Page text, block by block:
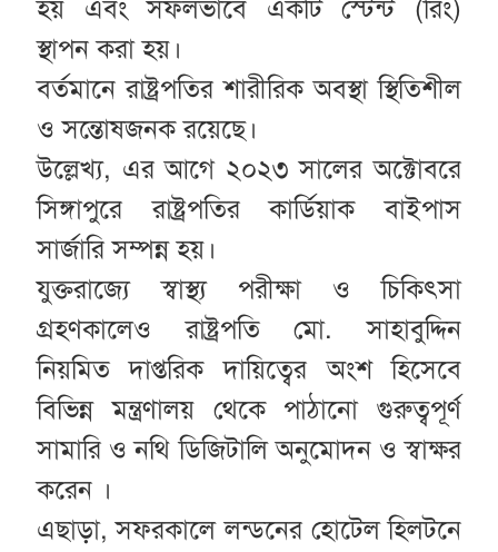
হয় এবং সফলভাবে একটি স্টেন্ট (রিং)
স্থাপন করা হয়।
বর্তমানে রাষ্ট্রপতির শারীরিক অবস্থা স্থিতিশীল
ও সন্তোষজনক রয়েছে।
উল্লেখ্য, এর আগে ২০২৩ সালের অক্টোবরে
সিঙ্গাপুরে রাষ্ট্রপতির কার্ডিয়াক বাইপাস
সার্জারি সম্পন্ন হয়।
যুক্তরাজ্যে স্বাস্থ্য পরীক্ষা ও চিকিৎসা
গ্রহণকালেও রাষ্ট্রপতি মো. সাহাবুদ্দিন
নিয়মিত দাপ্তরিক দায়িত্বের অংশ হিসেবে
বিভিন্ন মন্ত্রণালয় থেকে পাঠানো গুরুত্বপূর্ণ
সামারি ও নথি ডিজিটালি অনুমোদন ও স্বাক্ষর
করেন ।
এছাড়া, সফরকালে লন্ডনের হোটেল হিলটনে